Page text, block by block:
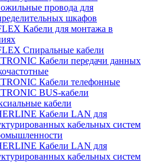
провода для
шкафов
Кабели для монтажа в
Спиральные кабели
Кабели передачи данных
Кабели телефонные
BUS-кабели
кабели
Кабели LAN для
кабельных систем
Кабели LAN для
кабельных систем